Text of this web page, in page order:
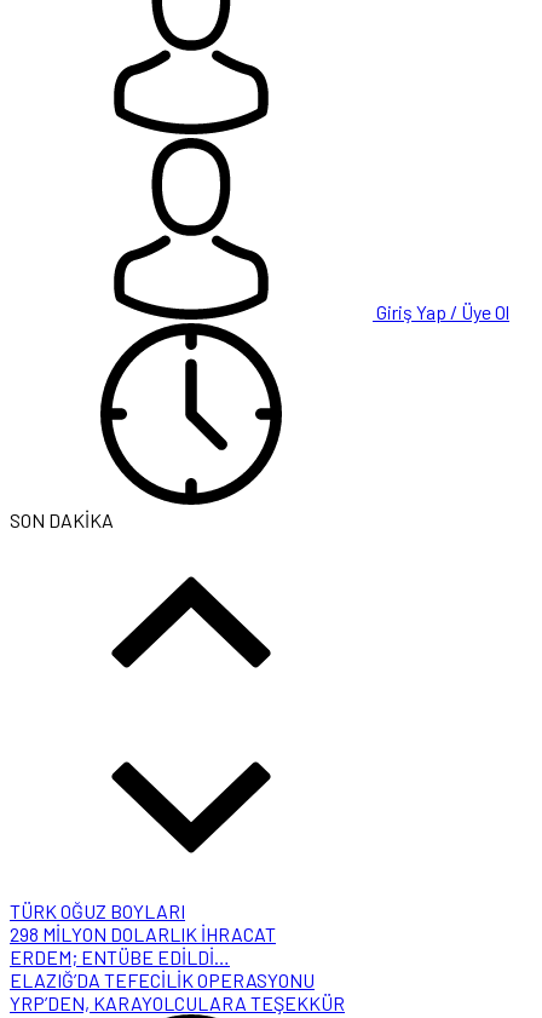
Giriş Yap / Üye Ol
SON DAKİKA
298 MİLYON DOLARLIK İHRACAT
ERDEM; ENTÜBE EDİLDİ…
ELAZIĞ’DA TEFECİLİK OPERASYONU
YRP’DEN, KARAYOLCULARA TEŞEKKÜR
TÜRK OĞUZ BOYLARI